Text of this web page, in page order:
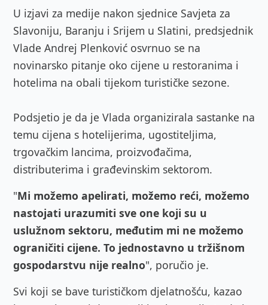
U izjavi za medije nakon sjednice Savjeta za
Slavoniju, Baranju i Srijem u Slatini, predsjednik
Vlade Andrej Plenković osvrnuo se na
novinarsko pitanje oko cijene u restoranima i
hotelima na obali tijekom turističke sezone.
Podsjetio je da je Vlada organizirala sastanke na
temu cijena s hotelijerima, ugostiteljima,
trgovačkim lancima, proizvođačima,
distributerima i građevinskim sektorom.
"Mi možemo apelirati, možemo reći, možemo
nastojati urazumiti sve one koji su u
uslužnom sektoru, međutim mi ne možemo
ograničiti cijene. To jednostavno u tržišnom
gospodarstvu nije realno", poručio je.
Svi koji se bave turističkom djelatnošću, kazao